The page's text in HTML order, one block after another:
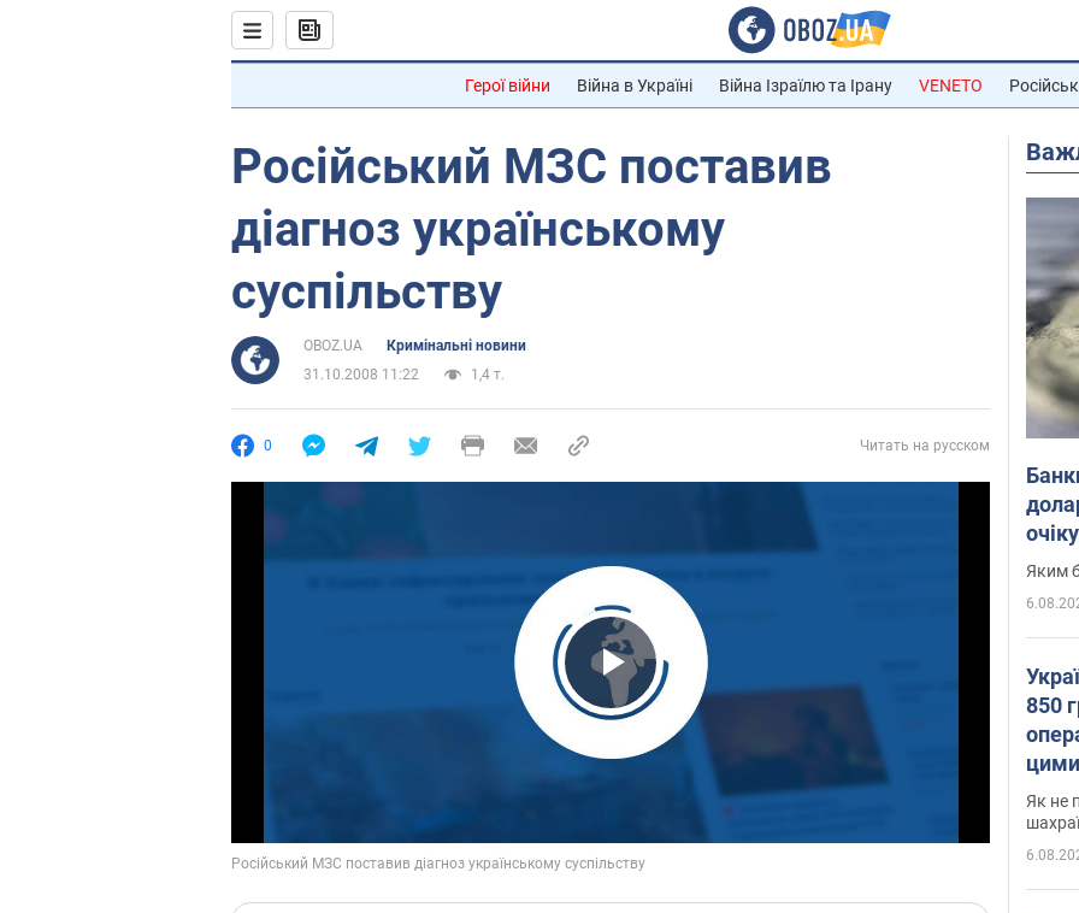
Герої війни Війна в Україні Війна Ізраїлю та Ірану VENETO
Російський МЗС поставив
діагноз українському
суспільству
OBOZ.UA
Кримінальні новини
31.10.2008 11:22
1,4 т.
0 Читать на русском
Play Video
Яким
850
Як не